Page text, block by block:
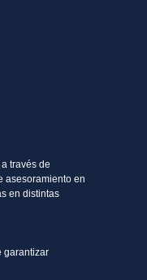
través de
asesoramiento en
en distintas
garantizar